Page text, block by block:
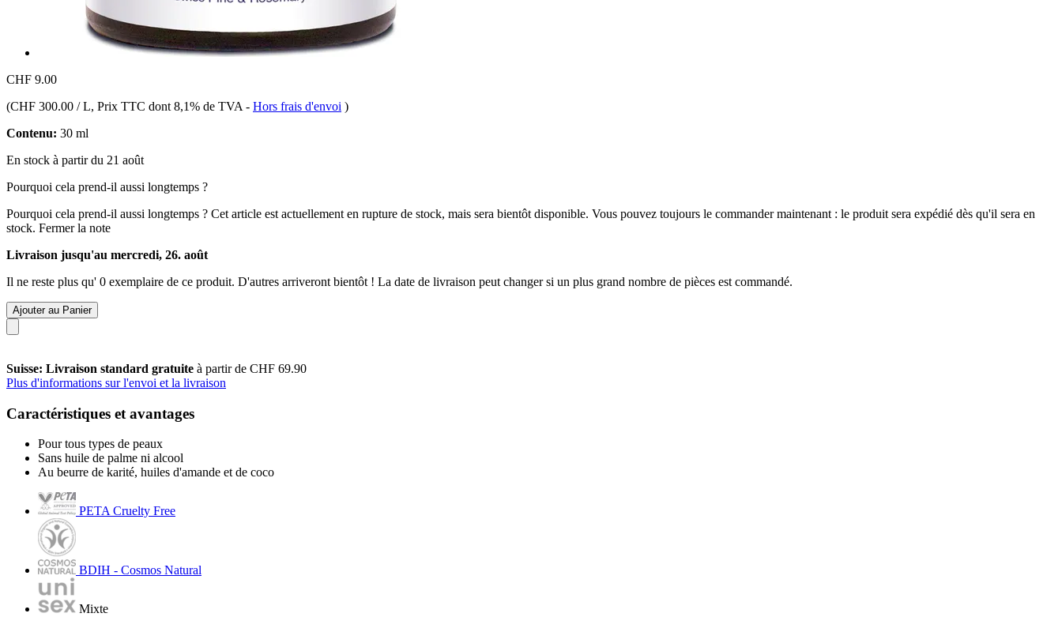
CHF 9.00
(CHF 300.00 / L, Prix TTC dont 8,1% de TVA - Hors frais d'envoi )
Contenu: 30 ml
En stock à partir du 21 août
Pourquoi cela prend-il aussi longtemps ?
Pourquoi cela prend-il aussi longtemps ? Cet article est actuellement en rupture de stock, mais sera bientôt disponible. Vous pouvez toujours le commander maintenant : le produit sera expédié dès qu'il sera en
stock. Fermer la note
Livraison jusqu'au mercredi, 26. août
Il ne reste plus qu' 0 exemplaire de ce produit. D'autres arriveront bientôt ! La date de livraison peut changer si un plus grand nombre de pièces est commandé.
Ajouter au Panier
Suisse: Livraison standard gratuite à partir de CHF 69.90
Plus d'informations sur l'envoi et la livraison
Caractéristiques et avantages
Pour tous types de peaux
Sans huile de palme ni alcool
Au beurre de karité, huiles d'amande et de coco
PETA Cruelty Free
BDIH - Cosmos Natural
Mixte